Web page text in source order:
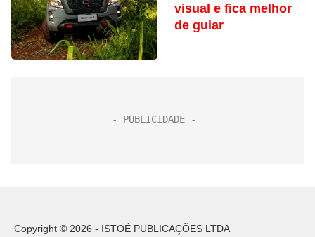
visual e fica melhor
de guiar
Copyright © 2026 - ISTOÉ PUBLICAÇÕES LTDA